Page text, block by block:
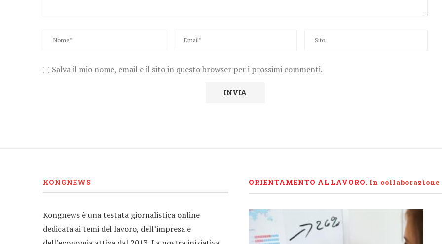
Salva il mio nome, email e il sito in questo browser per i prossimi commenti.
KONGNEWS
Kongnews è una testata giornalistica online
dedicata ai temi del lavoro, dell’impresa e
ORIENTAMENTO AL LAVORO. In collaborazione